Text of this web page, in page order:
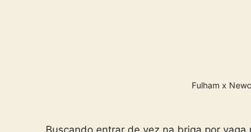
Fulham x